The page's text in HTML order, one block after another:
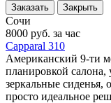
Заказать Закрыть
Сочи
8000 руб. за час
Capparal 310
Американский 9-ти
планировкой
зеркальные
просто идеальное